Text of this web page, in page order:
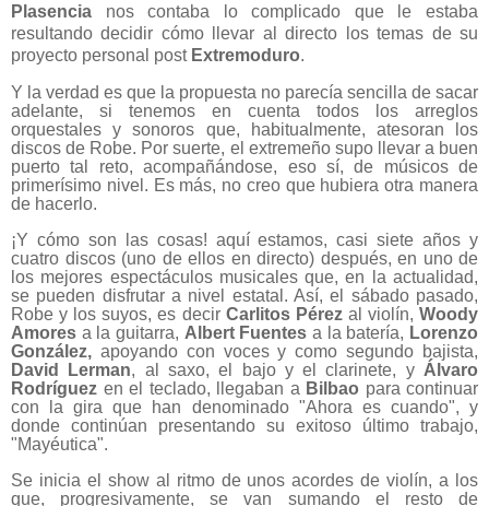
Plasencia nos contaba lo complicado que le estaba
resultando decidir cómo llevar al directo los temas de su
proyecto personal post Extremoduro.
Y la verdad es que la propuesta no parecía sencilla de sacar
adelante, si tenemos en cuenta todos los arreglos
orquestales y sonoros que, habitualmente, atesoran los
discos de Robe. Por suerte, el extremeño supo llevar a buen
puerto tal reto, acompañándose, eso sí, de músicos de
primerísimo nivel. Es más, no creo que hubiera otra manera
de hacerlo.
¡Y cómo son las cosas! aquí estamos, casi siete años y
cuatro discos (uno de ellos en directo) después, en uno de
los mejores espectáculos musicales que, en la actualidad,
se pueden disfrutar a nivel estatal. Así, el sábado pasado,
Robe y los suyos, es decir Carlitos Pérez al violín,Woody
Amores a la guitarra, Albert Fuentes a la batería, Lorenzo
González, apoyando con voces y como segundo bajista,
David Lerman, al saxo, el bajo y el clarinete, y Álvaro
Rodríguez en el teclado, llegaban a Bilbao para continuar
con la gira que han denominado "Ahora es cuando", y
donde continúan presentando su exitoso último trabajo,
"Mayéutica".
Se inicia el show al ritmo de unos acordes de violín, a los
que, progresivamente, se van sumando el resto de